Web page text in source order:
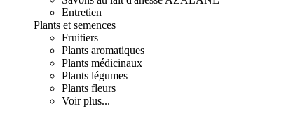
Entretien
Plants et semences
Fruitiers
Plants aromatiques
Plants médicinaux
Plants légumes
Plants fleurs
Voir plus...